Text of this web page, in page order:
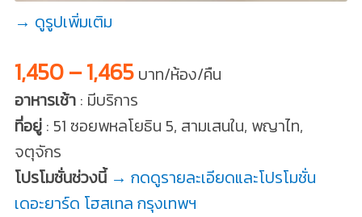
→ ดูรูปเพิ่มเติม
1,450 – 1,465บาท/ห้อง/คืน
อาหารเช้า: มีบริการ
ที่อยู่: 51 ซอยพหลโยธิน 5, สามเสนใน, พญาไท,
จตุจักร
โปรโมชั่นช่วงนี้ → กดดูรายละเอียดและโปรโมชั่น
เดอะยาร์ด โฮสเทล กรุงเทพฯ